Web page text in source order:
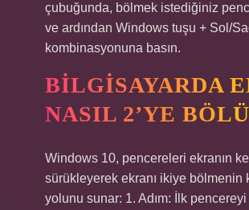
çubuğunda, bölmek istediğiniz
ve ardından Windows tuşu + Sol/
kombinasyonuna basın.
BILGISAYARDA
NASIL 2’YE
Windows 10, pencereleri ekranın
sürükleyerek ekranı ikiye bölmenin
yolunu sunar: 1. Adım: İlk pencereyi